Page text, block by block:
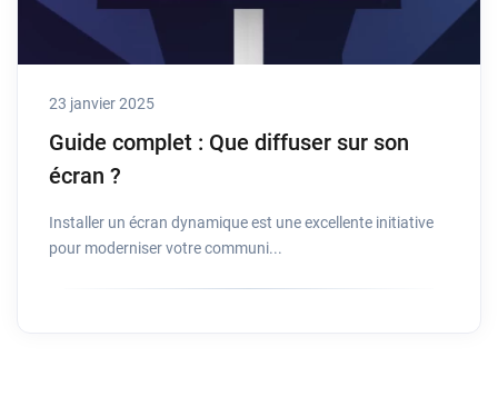
23 janvier 2025
Guide complet : Que diffuser sur son
écran ?
Installer un écran dynamique est une excellente initiative
pour moderniser votre communi...